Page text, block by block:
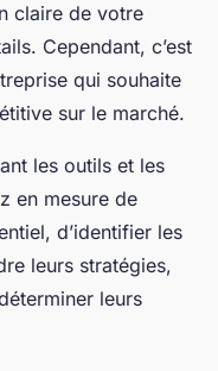
claire de votre
Cependant, c’est
qui souhaite
sur le marché.
les outils et les
en mesure de
d’identifier les
leurs stratégies,
leurs